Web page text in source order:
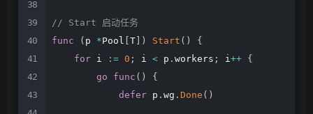
// Start
启动任务
func
( p *Pool T ) Start ( )
{
for i := 0 ; i < p . workers ; i++ {
go
func ( )
{
defer p . wg . Done ( )